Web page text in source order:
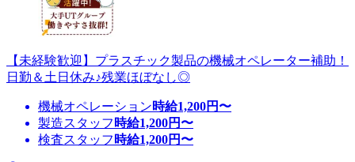
【未経験歓迎】プラスチック製品の機械オペレーター補助！
日勤＆土日休み♪残業ほぼなし◎
機械オペレーション時給1,200円〜
製造スタッフ 時給1,200円〜
検査スタッフ 時給1,200円〜